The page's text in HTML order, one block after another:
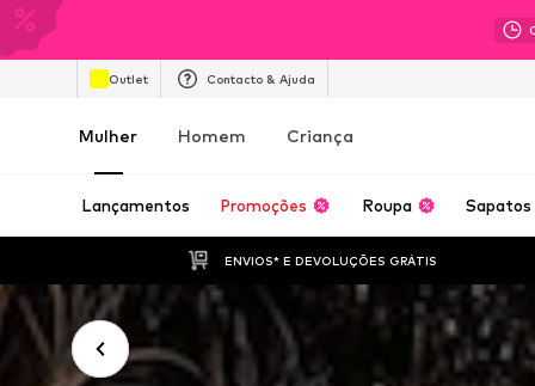
Outlet Contacto & Ajuda
Mulher Homem Criança
Lançamentos Promoções Roupa Sapatos
ENVIOS* E DEVOLUÇÕES GRÁTIS